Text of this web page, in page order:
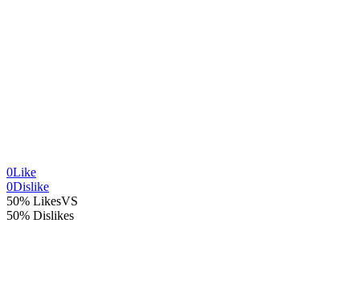
0Like
0Dislike
50% LikesVS
50% Dislikes